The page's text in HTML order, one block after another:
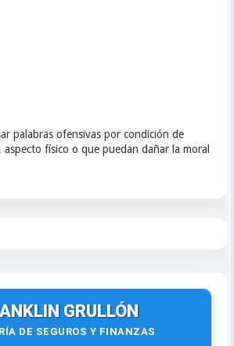
palabras ofensivas por condición de
físico o que puedan dañar la moral
GRULLÓN
DE SEGUROS Y FINANZAS